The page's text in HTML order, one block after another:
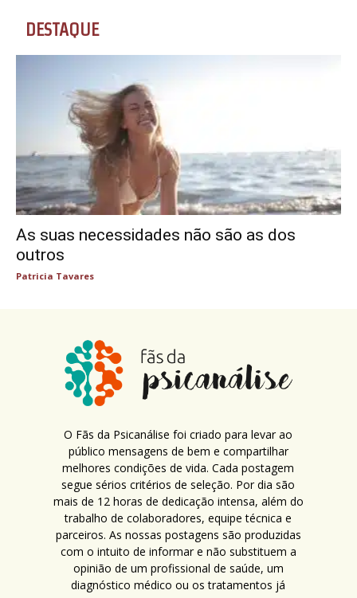
DESTAQUE
As suas necessidades não são as dos
outros
Patricia Tavares
O Fãs da Psicanálise foi criado para levar ao
público mensagens de bem e compartilhar
melhores condições de vida. Cada postagem
segue sérios critérios de seleção. Por dia são
mais de 12 horas de dedicação intensa, além do
trabalho de colaboradores, equipe técnica e
parceiros. As nossas postagens são produzidas
com o intuito de informar e não substituem a
opinião de um profissional de saúde, um
diagnóstico médico ou os tratamentos já